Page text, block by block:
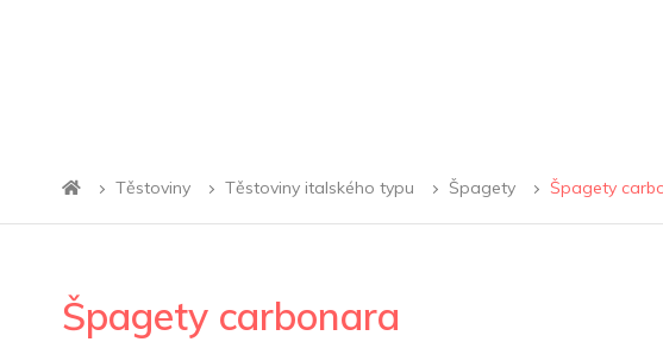
Těstoviny Těstoviny italského typu Špagety Špagety
Špagety carbonara